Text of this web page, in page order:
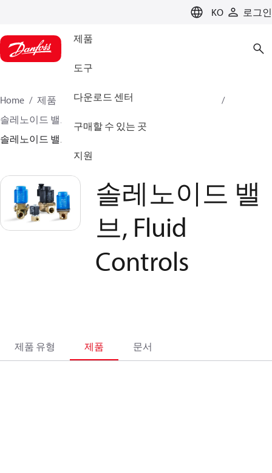
KO 로그인
제품
도구
다운로드 센터
구매할 수 있는 곳
지원
Home 제품 클라이미트 솔루션스 - 쿨링
솔레노이드 밸브
솔레노이드 밸브, Fluid Controls
솔레노이드 밸브, Fluid Controls
솔레노이드 밸
브, Fluid
Controls
제품 유형 제품 문서